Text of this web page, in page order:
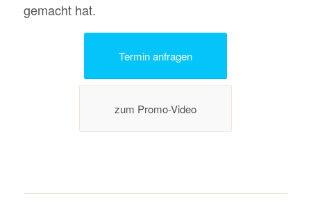
gemacht hat.
Termin anfragen
zum Promo-Video